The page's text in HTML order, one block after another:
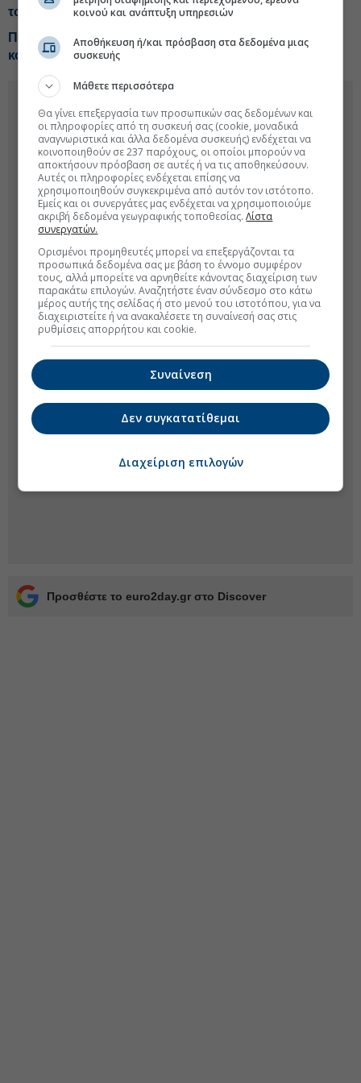
το Brent
ΠΑΣΟΚ: Επικοινωνιακή ταχυδακτυλουργία με τα
κονδύλια για την ενεργειακή ανθεκτικότητα
Προσθέστε το euro2day.gr στο Discover
κοινού και ανάπτυξη υπηρεσιών
Αποθήκευση ή/και πρόσβαση στα δεδομένα μιας
συσκευής
Μάθετε περισσότερα
Θα γίνει επεξεργασία των προσωπικών σας δεδομένων και
οι πληροφορίες από τη συσκευή σας (cookie, μοναδικά
αναγνωριστικά και άλλα δεδομένα συσκευής) ενδέχεται να
κοινοποιηθούν σε 237 παρόχους, οι οποίοι μπορούν να
αποκτήσουν πρόσβαση σε αυτές ή να τις αποθηκεύσουν.
Αυτές οι πληροφορίες ενδέχεται επίσης να
χρησιμοποιηθούν συγκεκριμένα από αυτόν τον ιστότοπο.
Εμείς και οι συνεργάτες μας ενδέχεται να χρησιμοποιούμε
ακριβή δεδομένα γεωγραφικής τοποθεσίας.Λίστα
συνεργατών.
Ορισμένοι προμηθευτές μπορεί να επεξεργάζονται τα
προσωπικά δεδομένα σας με βάση το έννομο συμφέρον
τους, αλλά μπορείτε να αρνηθείτε κάνοντας διαχείριση των
παρακάτω επιλογών. Αναζητήστε έναν σύνδεσμο στο κάτω
μέρος αυτής της σελίδας ή στο μενού του ιστοτόπου, για να
διαχειριστείτε ή να ανακαλέσετε τη συναίνεσή σας στις
ρυθμίσεις απορρήτου και cookie.
Συναίνεση
Δεν συγκατατίθεμαι
Διαχείριση επιλογών